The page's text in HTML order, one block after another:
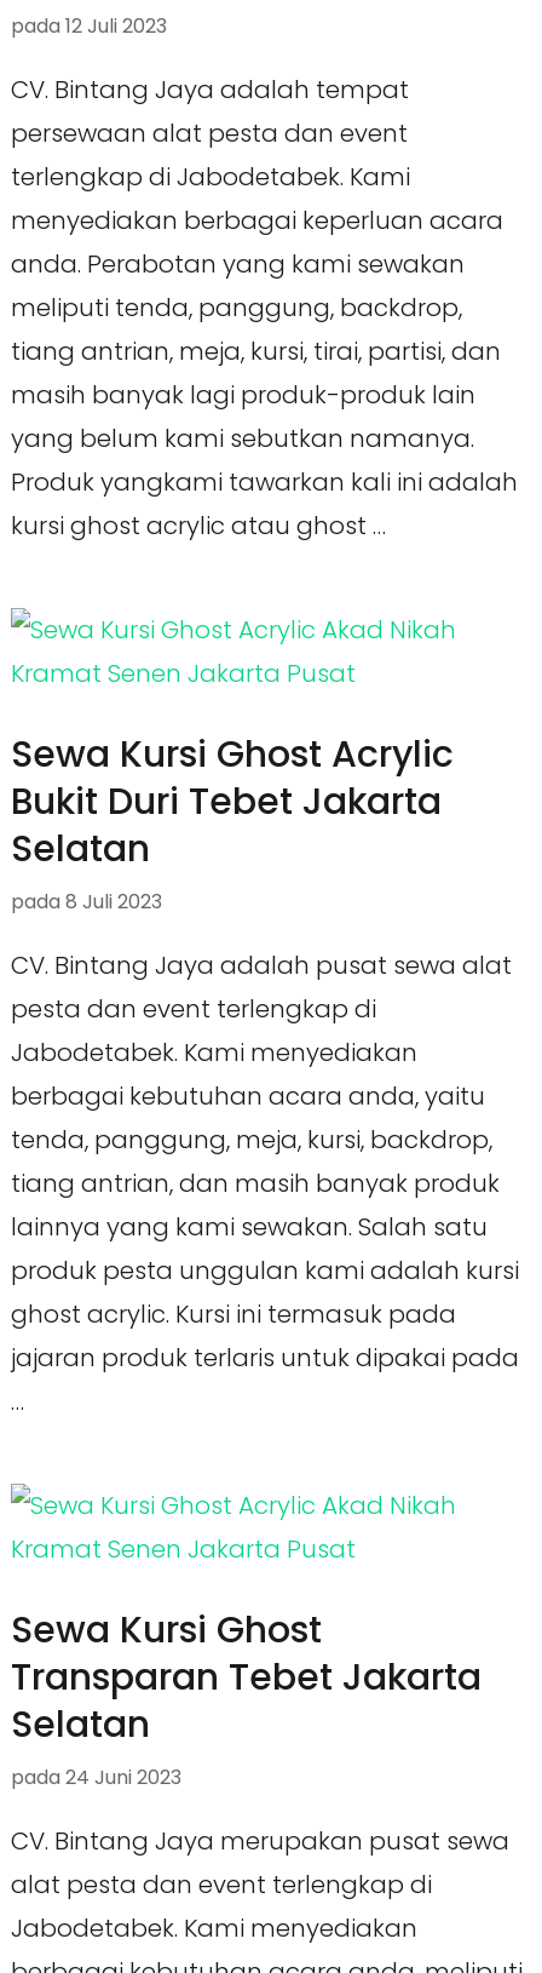
pada 12 Juli 2023
CV. Bintang Jaya adalah tempat
persewaan alat pesta dan event
terlengkap di Jabodetabek. Kami
menyediakan berbagai keperluan acara
anda. Perabotan yang kami sewakan
meliputi tenda, panggung, backdrop,
tiang antrian, meja, kursi, tirai, partisi, dan
masih banyak lagi produk-produk lain
yang belum kami sebutkan namanya.
Produk yangkami tawarkan kali ini adalah
kursi ghost acrylic atau ghost …
Sewa Kursi Ghost Acrylic
Bukit Duri Tebet Jakarta
Selatan
pada 8 Juli 2023
CV. Bintang Jaya adalah pusat sewa alat
pesta dan event terlengkap di
Jabodetabek. Kami menyediakan
berbagai kebutuhan acara anda, yaitu
tenda, panggung, meja, kursi, backdrop,
tiang antrian, dan masih banyak produk
lainnya yang kami sewakan. Salah satu
produk pesta unggulan kami adalah kursi
ghost acrylic. Kursi ini termasuk pada
jajaran produk terlaris untuk dipakai pada
…
Sewa Kursi Ghost
Transparan Tebet Jakarta
Selatan
pada 24 Juni 2023
CV. Bintang Jaya merupakan pusat sewa
alat pesta dan event terlengkap di
Jabodetabek. Kami menyediakan